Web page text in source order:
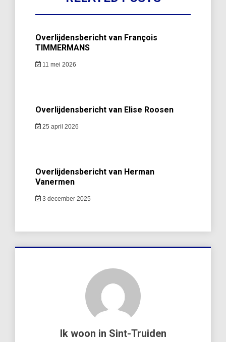
Overlijdensbericht van François
TIMMERMANS
11 mei 2026
Overlijdensbericht van Elise Roosen
25 april 2026
Overlijdensbericht van Herman
Vanermen
3 december 2025
Ik woon in Sint-Truiden